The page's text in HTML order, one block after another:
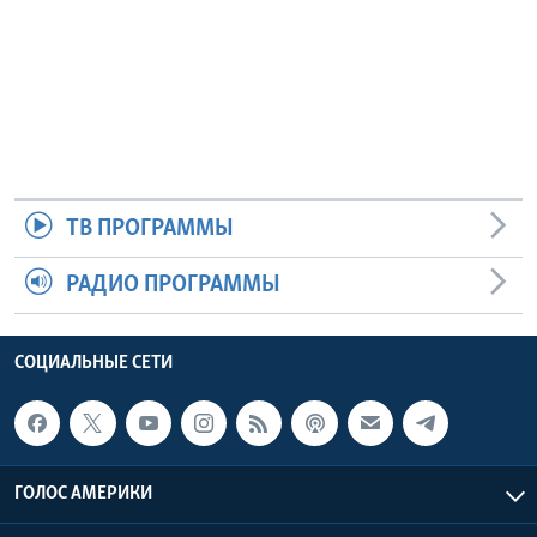
ТВ ПРОГРАММЫ
РАДИО ПРОГРАММЫ
СОЦИАЛЬНЫЕ СЕТИ
ГОЛОС АМЕРИКИ